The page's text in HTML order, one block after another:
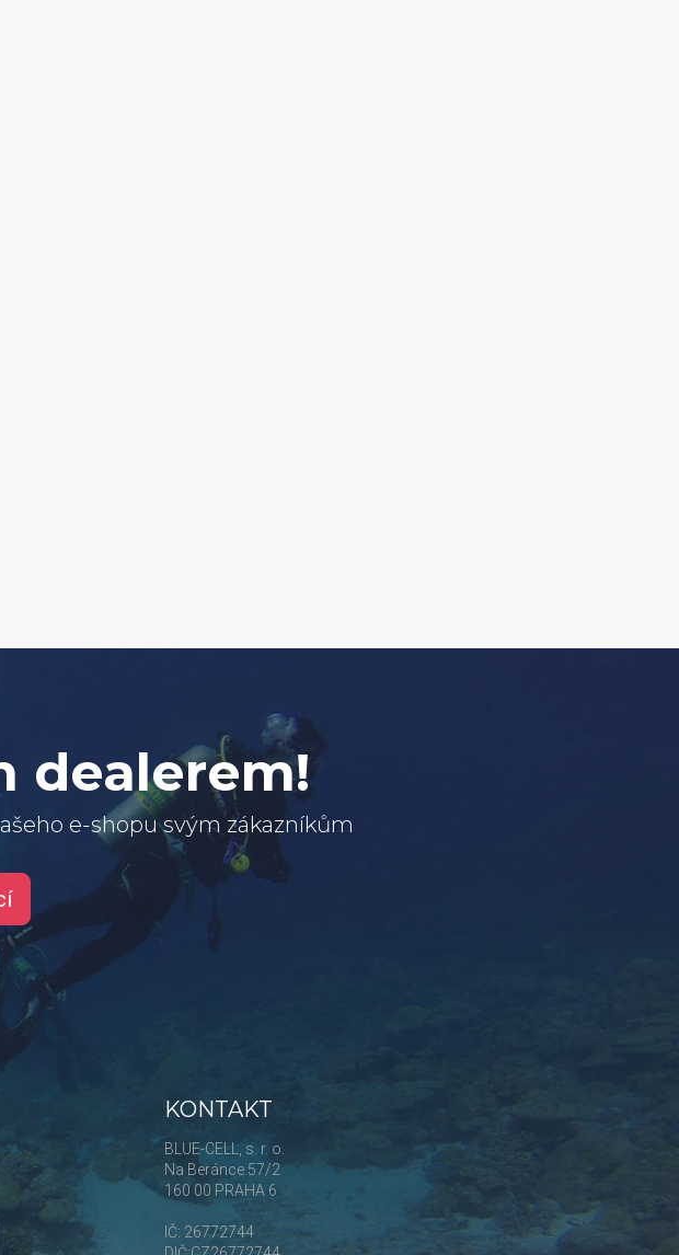
dealerem!
e-shopu svým zákazníkům
KONTAKT
BLUE-CELL, s. r. o.
Na Beránce 57/2
160 00 PRAHA 6
IČ: 26772744